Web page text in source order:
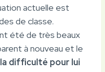
actuelle est
de classe.
été de très beaux
à nouveau et le
difficulté pour lui